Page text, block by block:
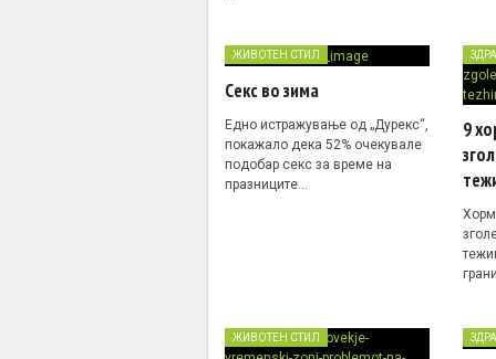
ЖИВОТЕН СТИЛ
Секс во зима
Едно истражување од „Дурекс“,
покажало дека 52% очекувале
подобар секс за време на
празниците…
9
ЖИВОТЕН СТИЛ